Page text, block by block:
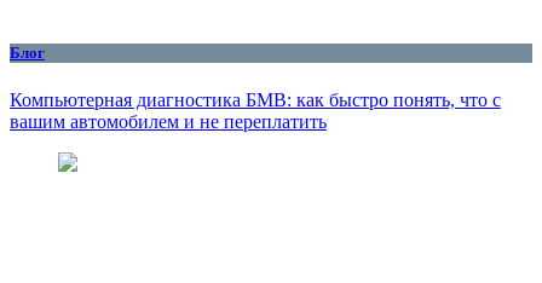
Блог
Компьютерная диагностика БМВ: как быстро понять, что с
вашим автомобилем и не переплатить